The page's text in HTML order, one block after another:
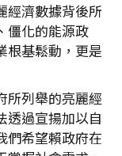
經濟數據背後所
僵化的能源政
根基鬆動，更是
所列舉的亮麗經
透過宣揚加以自
們希望賴政府在